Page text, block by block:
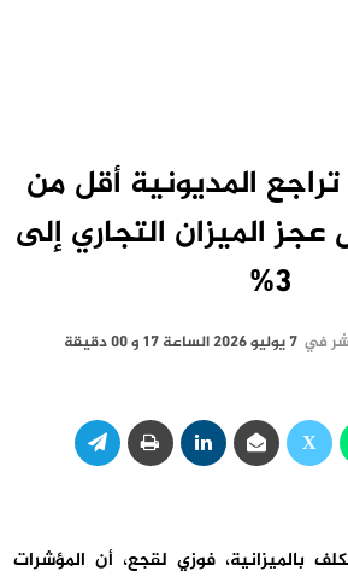
المديونية أقل من
عجز الميزان التجاري إلى
3%
في 7 يوليو 2026 الساعة 17 و 00 دقيقة
بالميزانية، فوزي لقجع، أن المؤشرات